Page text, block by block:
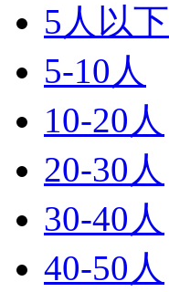
5人以下
5-10人
10-20人
20-30人
30-40人
40-50人